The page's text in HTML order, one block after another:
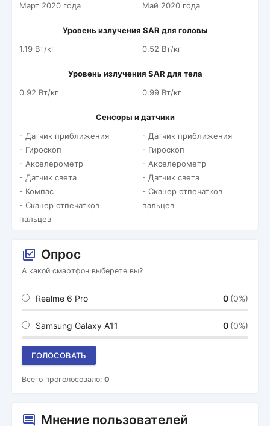
Март 2020 года
Май 2020 года
Уровень излучения SAR для головы
1.19 Вт/кг
0.52 Вт/кг
Уровень излучения SAR для тела
0.92 Вт/кг
0.99 Вт/кг
Сенсоры и датчики
- Датчик приближения
- Гироскоп
- Акселерометр
- Датчик света
- Компас
- Сканер отпечатков
пальцев
- Датчик приближения
- Гироскоп
- Акселерометр
- Датчик света
- Сканер отпечатков
пальцев
Опрос
А какой смартфон выберете вы?
Realme 6 Pro 0 (0%)
Samsung Galaxy A11 0 (0%)
ГОЛОСОВАТЬ
Всего проголосовало: 0
Мнение пользователей